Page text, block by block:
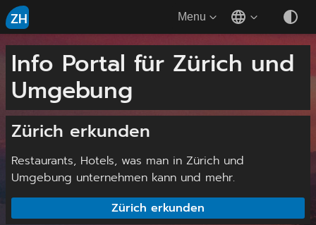
ZH Menu
Info Portal für Zürich und
Umgebung
Zürich erkunden
Restaurants, Hotels, was man in Zürich und
Umgebung unternehmen kann und mehr.
Zürich erkunden